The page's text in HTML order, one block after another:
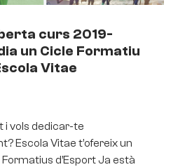
curs 2019-
un Cicle Formatiu
Vitae
i vols dedicar-te
Escola Vitae t’ofereix un
d’Esport Ja està